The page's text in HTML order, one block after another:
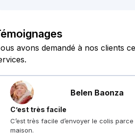
avons demandé à nos clients
Belen Baonza
C’est très facile
C’est très facile d’envoyer le colis
maison.